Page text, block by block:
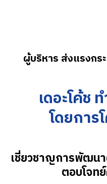
ผู้บริหาร ส่งแรงก
เดอะโค้ช
โดยการ
เชี่ยวชาญการพัฒนา
ตอบโจท